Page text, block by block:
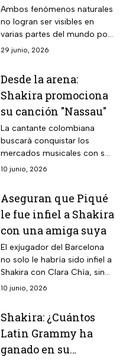
eclipse solar y lunar
Ambos fenómenos naturales
no logran ser visibles en
varias partes del mundo por
diferentes circunstancias
29 junio, 2026
Desde la arena:
Shakira promociona
su canción "Nassau"
La cantante colombiana
buscará conquistar los
mercados musicales con su
álbum “Las mujeres ya no
10 junio, 2026
Aseguran que Piqué
le fue infiel a Shakira
con una amiga suya
El exjugador del Barcelona
no solo le habría sido infiel a
Shakira con Clara Chía, sino
que también con una de sus
10 junio, 2026
Shakira: ¿Cuántos
Latin Grammy ha
ganado en su